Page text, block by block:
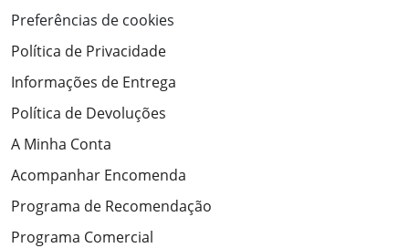
Preferências de cookies
Política de Privacidade
Informações de Entrega
Política de Devoluções
A Minha Conta
Acompanhar Encomenda
Programa de Recomendação
Programa Comercial